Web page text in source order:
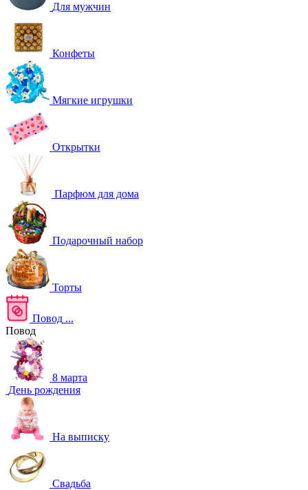
Для мужчин
Конфеты
Мягкие игрушки
Открытки
Парфюм для дома
Подарочный набор
Торты
Повод ...
Повод
8 марта
День рождения
На выписку
Свадьба